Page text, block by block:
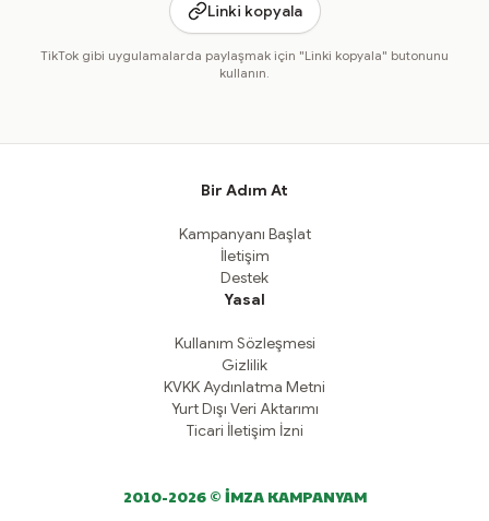
Linki kopyala
TikTok gibi uygulamalarda paylaşmak için "Linki kopyala" butonunu
kullanın.
Bir Adım At
Kampanyanı Başlat
İletişim
Destek
Yasal
Kullanım Sözleşmesi
Gizlilik
KVKK Aydınlatma Metni
Yurt Dışı Veri Aktarımı
Ticari İletişim İzni
2010-2026 © İMZA KAMPANYAM